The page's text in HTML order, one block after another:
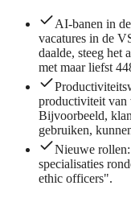
AI-banen in
vacatures in de
daalde, steeg het
met maar liefst
productiviteit van
Bijvoorbeeld,
gebruiken,
Nieuwe
specialisaties
ethic officers".